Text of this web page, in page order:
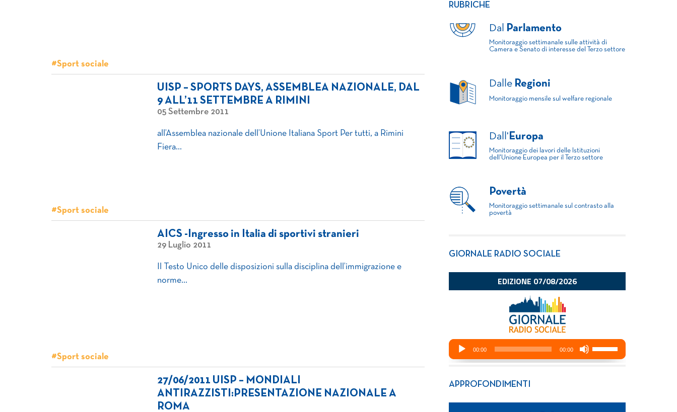
#Sport sociale
UISP – SPORTS DAYS, ASSEMBLEA NAZIONALE, DAL
9 ALL’11 SETTEMBRE A RIMINI
05 Settembre 2011
all’Assemblea nazionale dell’Unione Italiana Sport Per tutti, a Rimini
Fiera…
#Sport sociale
AICS -Ingresso in Italia di sportivi stranieri
29 Luglio 2011
Il Testo Unico delle disposizioni sulla disciplina dell’immigrazione e
norme…
#Sport sociale
27/06/2011 UISP – MONDIALI
ANTIRAZZISTI:PRESENTAZIONE NAZIONALE A
ROMA
RUBRICHE
Dal Parlamento
Monitoraggio settimanale sulle attività di
Camera e Senato di interesse del Terzo settore
Dalle Regioni
Monitoraggio mensile sul welfare regionale
Dall' Europa
Monitoraggio dei lavori delle Istituzioni
dell'Unione Europea per il Terzo settore
Povertà
Monitoraggio settimanale sul contrasto alla
povertà
GIORNALE RADIO SOCIALE
APPROFONDIMENTI